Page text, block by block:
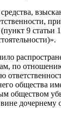
9 статьи
по
общества
обществом
дочернему